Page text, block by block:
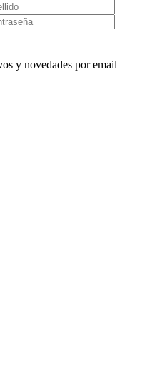
y novedades por email